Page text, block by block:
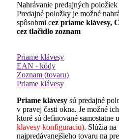
Nahrávanie predajných
Predajné položky je možné
spôsobmi cez priame klávesy, C
cez tlačidlo zoznam
Priame klávesy
EAN - kódy
Zoznam (tovaru)
Priame klávesy
Priame klávesysú predajné
v pravej časti okna. Je možné
ktoré sú definované samostatne
klavesy konfiguraciu). Slúžia na
najpredávanejšieho tovaru na